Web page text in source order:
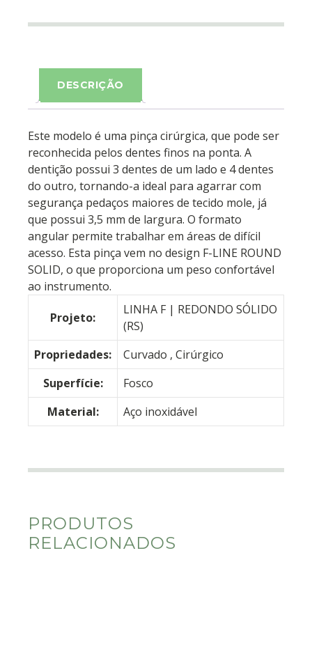
DESCRIÇÃO
Este modelo é uma pinça cirúrgica, que pode ser
reconhecida pelos dentes finos na ponta. A
dentição possui 3 dentes de um lado e 4 dentes
do outro, tornando-a ideal para agarrar com
segurança pedaços maiores de tecido mole, já
que possui 3,5 mm de largura. O formato
angular permite trabalhar em áreas de difícil
acesso. Esta pinça vem no design F-LINE ROUND
SOLID, o que proporciona um peso confortável
ao instrumento.
Projeto:
LINHA F | REDONDO SÓLIDO
(RS)
Propriedades:
Curvado , Cirúrgico
Superfície:
Fosco
Material:
Aço inoxidável
PRODUTOS
RELACIONADOS